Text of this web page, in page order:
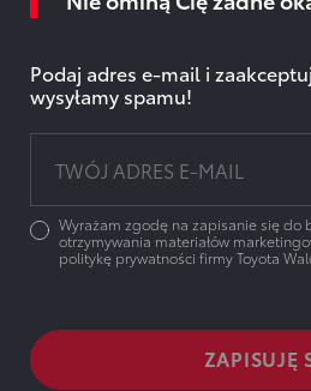
Podaj adres e-mail i
wysyłamy spamu!
Wyrażam zgodę na zapisanie się do
otrzymywania materiałów
politykę prywatności firmy Toyota